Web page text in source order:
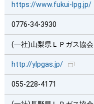
https://www.fukui-lpg.jp/
0776-34-3930
(一社)山梨県ＬＰガス協会
http://ylpgas.jp/
055-228-4171